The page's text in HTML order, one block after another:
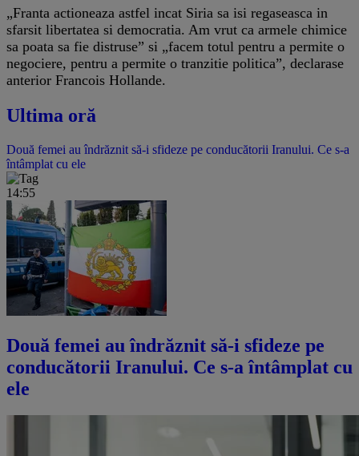
„Franta actioneaza astfel incat Siria sa isi regaseasca in
sfarsit libertatea si democratia. Am vrut ca armele chimice
sa poata sa fie distruse” si „facem totul pentru a permite o
negociere, pentru a permite o tranzitie politica”, declarase
anterior Francois Hollande.
Ultima oră
Două femei au îndrăznit să-i sfideze pe conducătorii Iranului. Ce s-a
întâmplat cu ele
14:55
Două femei au îndrăznit să-i sfideze pe
conducătorii Iranului. Ce s-a întâmplat cu
ele